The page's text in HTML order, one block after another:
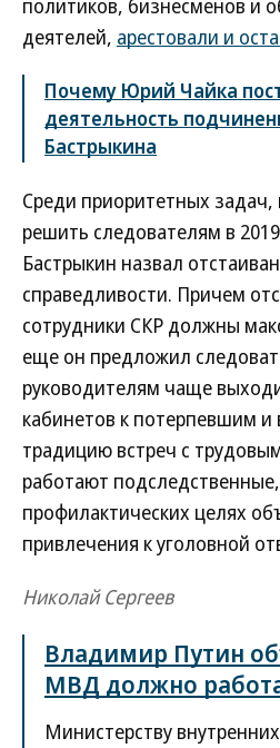
политиков, бизнесменов и
деятелей, арестовали и
Почему Юрий Чайка
деятельность
Бастрыкина
Среди приоритетных задач,
решить следователям в
Бастрыкин назвал
справедливости. Причем
сотрудники СКР должны
еще он предложил
руководителям чаще
кабинетов к потерпевшим и
традицию встреч с
работают
профилактических целях
привлечения к уголовной
Николай Сергеев
Владимир Путин
МВД должно
Министерству